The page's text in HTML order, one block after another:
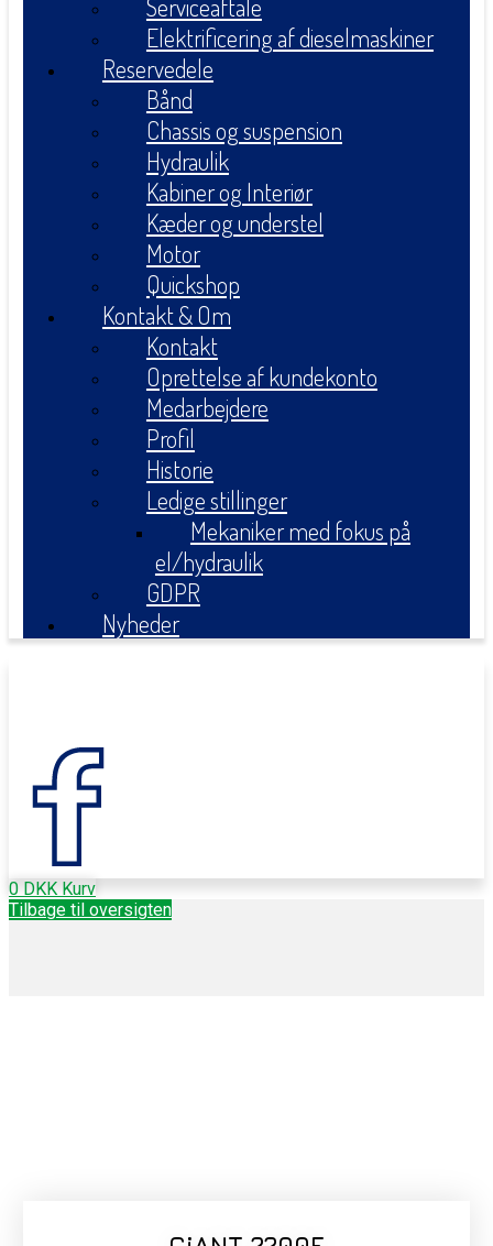
Serviceaftale
Elektrificering af dieselmaskiner
Reservedele
Bånd
Chassis og suspension
Hydraulik
Kabiner og Interiør
Kæder og understel
Motor
Quickshop
Kontakt & Om
Kontakt
Oprettelse af kundekonto
Medarbejdere
Profil
Historie
Ledige stillinger
Mekaniker med fokus på
el/hydraulik
GDPR
Nyheder
0 DKK Kurv
Tilbage til oversigten